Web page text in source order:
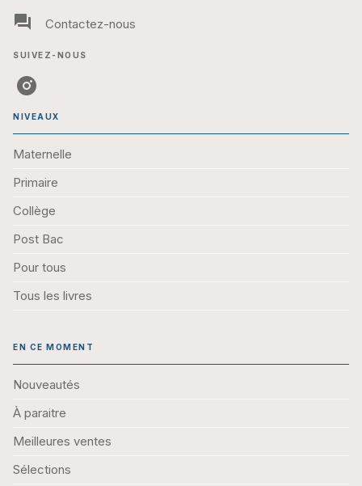
question_answer Contactez-nous
SUIVEZ-NOUS
NIVEAUX
Maternelle
Primaire
Collège
Post Bac
Pour tous
Tous les livres
EN CE MOMENT
Nouveautés
À paraitre
Meilleures ventes
Sélections